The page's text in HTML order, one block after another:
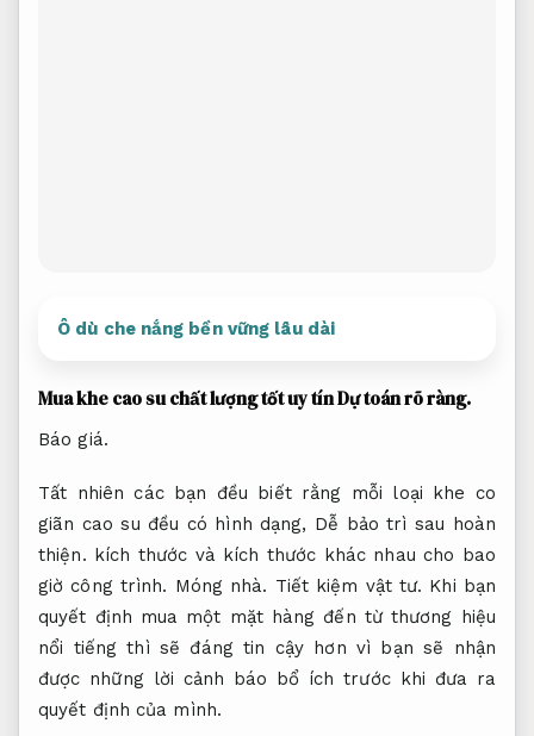
Ô dù che nắng bền vững lâu dài
Mua khe cao su chất lượng tốt uy tínDự toán rõ ràng.
Báo giá.
Tất nhiên các bạn đều biết rằng mỗi loại khe co
giãn cao su đều có hình dạng, Dễ bảo trì sau hoàn
thiện. kích thước và kích thước khác nhau cho bao
giờ công trình. Móng nhà. Tiết kiệm vật tư. Khi bạn
quyết định mua một mặt hàng đến từ thương hiệu
nổi tiếng thì sẽ đáng tin cậy hơn vì bạn sẽ nhận
được những lời cảnh báo bổ ích trước khi đưa ra
quyết định của mình.